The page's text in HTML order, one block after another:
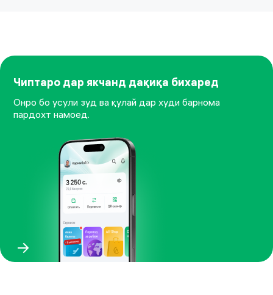
Чиптаро дар якчанд дақиқа бихаред
Онро бо усули зуд ва қулай дар худи барнома
пардохт намоед.